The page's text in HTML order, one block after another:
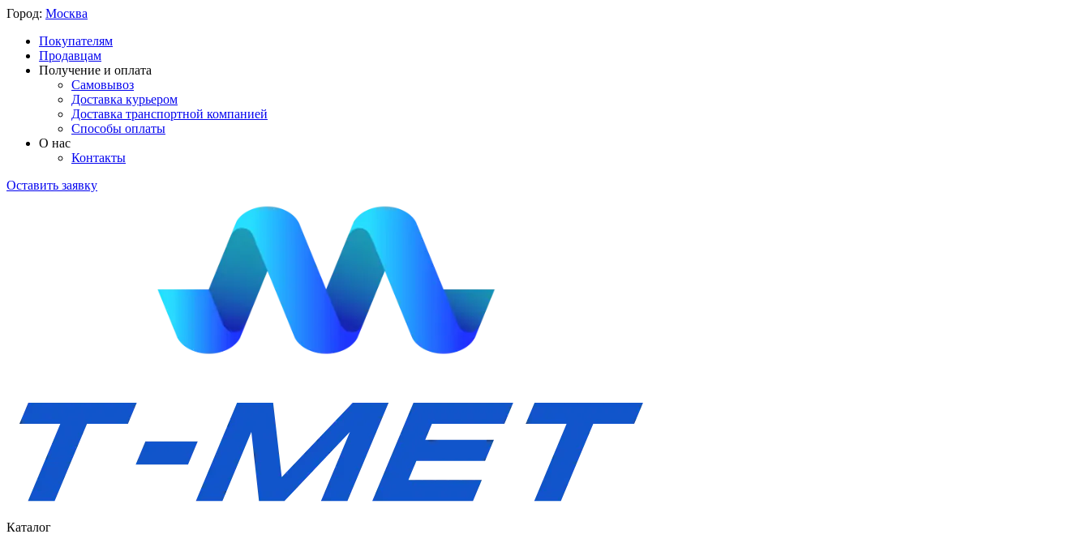
Город: Москва
Покупателям
Продавцам
Получение и оплата
Самовывоз
Доставка курьером
Доставка транспортной компанией
Способы оплаты
О нас
Контакты
Оставить заявку
Каталог